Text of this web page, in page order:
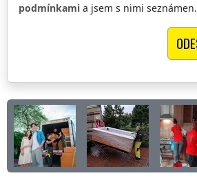
podmínkami a jsem s nimi seznámen.